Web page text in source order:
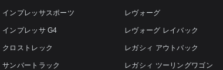
インプレッサスポーツ
インプレッサ G4
クロストレック
サンバートラック
レヴォーグ
レヴォーグ レイバック
レガシィ アウトバック
レガシィ ツーリングワゴン